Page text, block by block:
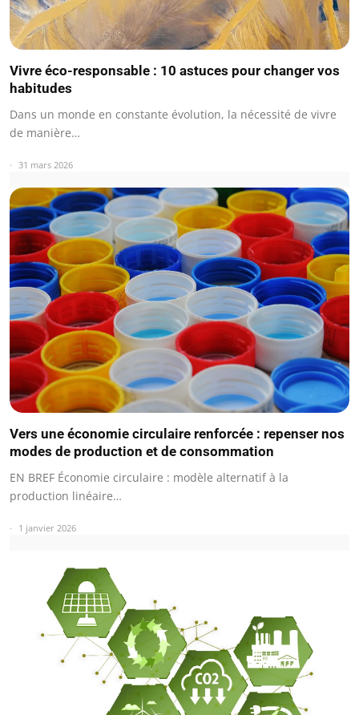
Vivre éco-responsable : 10 astuces pour changer vos
habitudes
Dans un monde en constante évolution, la nécessité de vivre
de manière…
31 mars 2026
Vers une économie circulaire renforcée : repenser nos
modes de production et de consommation
EN BREF Économie circulaire : modèle alternatif à la
production linéaire…
1 janvier 2026